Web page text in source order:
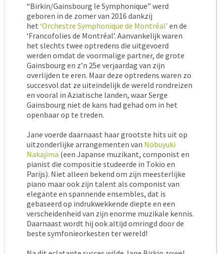
“Birkin/Gainsbourg le Symphonique” werd
geboren in de zomer van 2016 dankzij
het ‘Orchestre Symphonique de Montréal’ en de
‘Francofolies de Montréal’. Aanvankelijk waren
het slechts twee optredens die uitgevoerd
werden omdat de voormalige partner, de grote
Gainsbourg en z’n 25e verjaardag van zijn
overlijden te eren. Maar deze optredens waren zo
succesvol dat ze uiteindelijk de wereld rondreizen
en vooral in Aziatische landen, waar Serge
Gainsbourg niet de kans had gehad om in het
openbaar op te treden.
Jane voerde daarnaast haar grootste hits uit op
uitzonderlijke arrangementen van Nobuyuki
Nakajima (een Japanse muzikant, componist en
pianist die compositie studeerde in Tokio en
Parijs). Niet alleen bekend om zijn meesterlijke
piano maar ook zijn talent als componist van
elegante en spannende ensembles, dat is
gebaseerd op indrukwekkende diepte en een
verscheidenheid van zijn enorme muzikale kennis.
Daarnaast wordt hij ook altijd omringd door de
beste symfonieorkesten ter wereld!